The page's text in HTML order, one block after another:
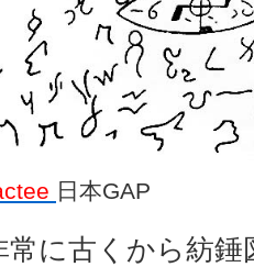
日本GAP
常に古くから紡